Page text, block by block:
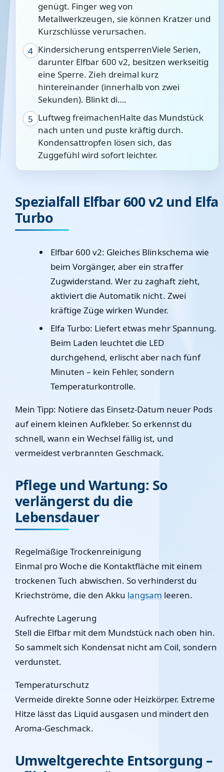
genügt. Finger weg von
Metallwerkzeugen, sie können Kratzer und
Kurzschlüsse verursachen.
4 Kindersicherung entsperrenViele Serien,
darunter Elfbar 600 v2, besitzen werkseitig
eine Sperre. Zieh dreimal kurz
hintereinander (innerhalb von zwei
Sekunden). Blinkt di….
5 Luftweg freimachenHalte das Mundstück
nach unten und puste kräftig durch.
Kondensattropfen lösen sich, das
Zuggefühl wird sofort leichter.
Spezialfall Elfbar 600 v2 und Elfa
Turbo
Elfbar 600 v2: Gleiches Blinkschema wie
beim Vorgänger, aber ein straffer
Zugwiderstand. Wer zu zaghaft zieht,
aktiviert die Automatik nicht. Zwei
kräftige Züge wirken Wunder.
Elfa Turbo: Liefert etwas mehr Spannung.
Beim Laden leuchtet die LED
durchgehend, erlischt aber nach fünf
Minuten – kein Fehler, sondern
Temperaturkontrolle.
Mein Tipp: Notiere das Einsetz-Datum neuer Pods
auf einem kleinen Aufkleber. So erkennst du
schnell, wann ein Wechsel fällig ist, und
vermeidest verbrannten Geschmack.
Pflege und Wartung: So
verlängerst du die
Lebensdauer
Regelmäßige Trockenreinigung
Einmal pro Woche die Kontaktfläche mit einem
trockenen Tuch abwischen. So verhinderst du
Kriechströme, die den Akku langsam leeren.
Aufrechte Lagerung
Stell die Elfbar mit dem Mundstück nach oben hin.
So sammelt sich Kondensat nicht am Coil, sondern
verdunstet.
Temperaturschutz
Vermeide direkte Sonne oder Heizkörper. Extreme
Hitze lässt das Liquid ausgasen und mindert den
Aroma-Geschmack.
Umweltgerechte Entsorgung –